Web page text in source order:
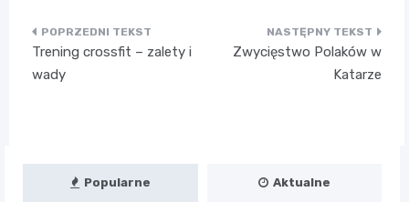
Nawigacja
wpisu
Trening crossfit – zalety i
wady
Zwycięstwo Polaków w
Katarze
Popularne Aktualne